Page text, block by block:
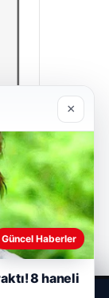
×
Güncel Haberler
8 haneli